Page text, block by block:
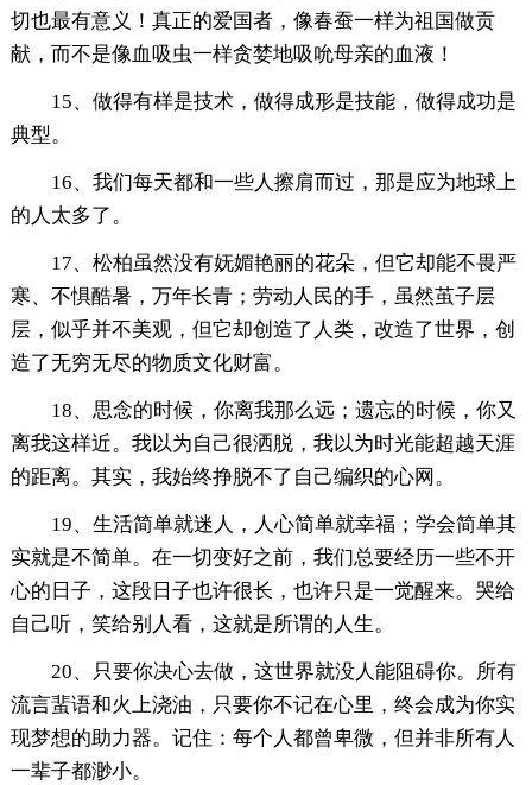
切也最有意义！真正的爱国者，像春蚕一样为祖国做贡
献，而不是像血吸虫一样贪婪地吸吮母亲的血液！
15、做得有样是技术，做得成形是技能，做得成功是
典型。
16、我们每天都和一些人擦肩而过，那是应为地球上
的人太多了。
17、松柏虽然没有妩媚艳丽的花朵，但它却能不畏严
寒、不惧酷暑，万年长青；劳动人民的手，虽然茧子层
层，似乎并不美观，但它却创造了人类，改造了世界，创
造了无穷无尽的物质文化财富。
18、思念的时候，你离我那么远；遗忘的时候，你又
离我这样近。我以为自己很洒脱，我以为时光能超越天涯
的距离。其实，我始终挣脱不了自己编织的心网。
19、生活简单就迷人，人心简单就幸福；学会简单其
实就是不简单。在一切变好之前，我们总要经历一些不开
心的日子，这段日子也许很长，也许只是一觉醒来。哭给
自己听，笑给别人看，这就是所谓的人生。
20、只要你决心去做，这世界就没人能阻碍你。所有
流言蜚语和火上浇油，只要你不记在心里，终会成为你实
现梦想的助力器。记住：每个人都曾卑微，但并非所有人
一辈子都渺小。